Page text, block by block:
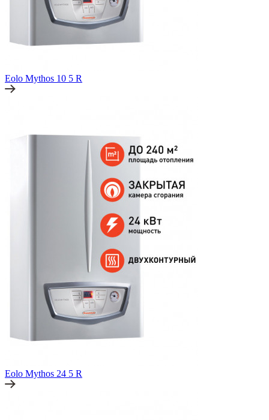
Eolo Mythos 10 5 R
Eolo Mythos 24 5 R